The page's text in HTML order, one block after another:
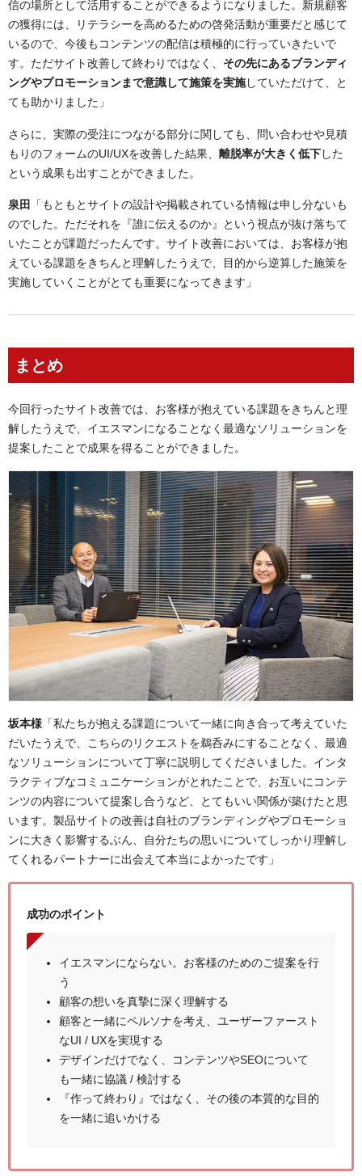
信の場所として活用することができるようになりました。新規顧客
の獲得には、リテラシーを高めるための啓発活動が重要だと感じて
いるので、今後もコンテンツの配信は積極的に行っていきたいで
す。ただサイト改善して終わりではなく、 その先にあるブランディ
ングやプロモーションまで意識して施策を実施していただけて、と
ても助かりました」
さらに、実際の受注につながる部分に関しても、問い合わせや見積
もりのフォームのUI/UXを改善した結果、 離脱率が大きく低下した
という成果も出すことができました。
泉田
「もともとサイトの設計や掲載されている情報は申し分ないも
のでした。ただそれを『誰に伝えるのか』という視点が抜け落ちて
いたことが課題だったんです。サイト改善においては、お客様が抱
えている課題をきちんと理解したうえで、目的から逆算した施策を
実施していくことがとても重要になってきます」
まとめ
今回行ったサイト改善では、お客様が抱えている課題をきちんと理
解したうえで、イエスマンになることなく最適なソリューションを
提案したことで成果を得ることができました。
坂本様 「私たちが抱える課題について一緒に向き合って考えていた
だいたうえで、こちらのリクエストを鵜呑みにすることなく、最適
なソリューションについて丁寧に説明してくださいました。インタ
ラクティブなコミュニケーションがとれたことで、お互いにコンテ
ンツの内容について提案し合うなど、とてもいい関係が築けたと思
います。製品サイトの改善は自社のブランディングやプロモーショ
ンに大きく影響するぶん、自分たちの思いについてしっかり理解し
てくれるパートナーに出会えて本当によかったです」
成功のポイント
イエスマンにならない。お客様のためのご提案を行
う
顧客の想いを真摯に深く理解する
顧客と一緒にペルソナを考え、ユーザーファースト
なUI / UXを実現する
デザインだけでなく、コンテンツやSEOについて
も一緒に協議 / 検討する
『作って終わり』ではなく、その後の本質的な目的
を一緒に追いかける